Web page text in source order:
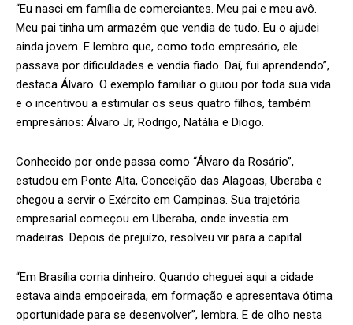
“Eu nasci em família de comerciantes. Meu pai e meu avô.
Meu pai tinha um armazém que vendia de tudo. Eu o ajudei
ainda jovem. E lembro que, como todo empresário, ele
passava por dificuldades e vendia fiado. Daí, fui aprendendo”,
destaca Álvaro. O exemplo familiar o guiou por toda sua vida
e o incentivou a estimular os seus quatro filhos, também
empresários: Álvaro Jr, Rodrigo, Natália e Diogo.
Conhecido por onde passa como “Álvaro da Rosário”,
estudou em Ponte Alta, Conceição das Alagoas, Uberaba e
chegou a servir o Exército em Campinas. Sua trajetória
empresarial começou em Uberaba, onde investia em
madeiras. Depois de prejuízo, resolveu vir para a capital.
“Em Brasília corria dinheiro. Quando cheguei aqui a cidade
estava ainda empoeirada, em formação e apresentava ótima
oportunidade para se desenvolver”, lembra. E de olho nesta